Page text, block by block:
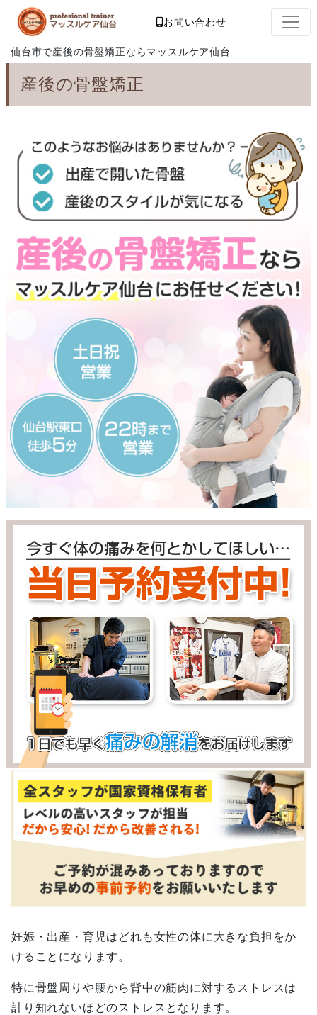
お問い合わせ
仙台市で産後の骨盤矯正ならマッスルケア仙台
産後の骨盤矯正
妊娠・出産・育児はどれも女性の体に大きな負担をか
けることになります。
特に骨盤周りや腰から背中の筋肉に対するストレスは
計り知れないほどのストレスとなります。